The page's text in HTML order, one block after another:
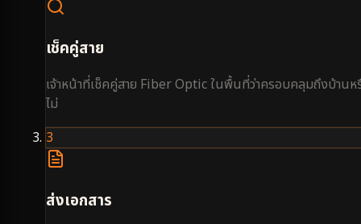
เช็คคู่สาย
เจ้าหน้าที่เช็คคู่สาย Fiber Optic ในพื้นที่ว่าครอบคลุมถึงบ้านห
ไม่
3
ส่งเอกสาร